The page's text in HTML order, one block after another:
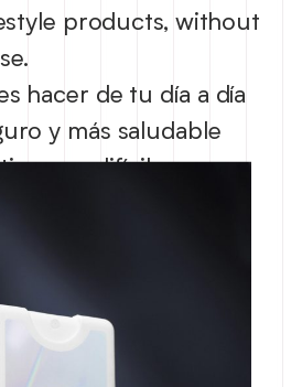
products, without
hacer de tu día a día
y más saludable
difíciles.